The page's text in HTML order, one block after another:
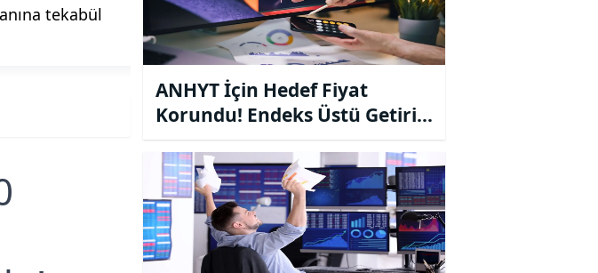
tekabül
ANHYT İçin Hedef Fiyat
Korundu! Endeks Üstü Getiri
Tavsiyesi